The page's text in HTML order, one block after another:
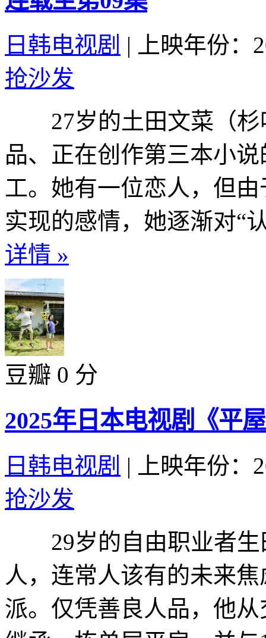
日韩电视剧 |
上映年份：
抢沙发
27岁的土田文菜（杉
品、正在创作第三本小
工。她有一位恋人，但
实现的感情，她逐渐对“
详情 »
豆瓣 0 分
2025年日本电视剧《平
日韩电视剧 |
上映年份：
抢沙发
29岁的自由职业者生
人，连常人该有的未来
派。仅凭善良人品，他